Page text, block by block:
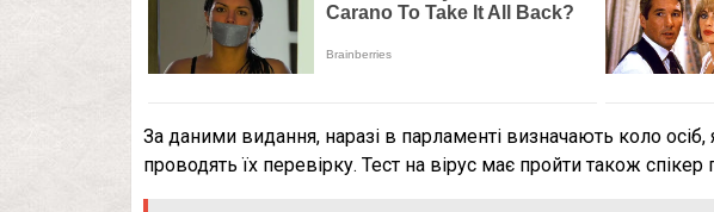
За даними видання, наразі в парламенті визначають коло осіб,
проводять їх перевірку. Тест на вірус має пройти також